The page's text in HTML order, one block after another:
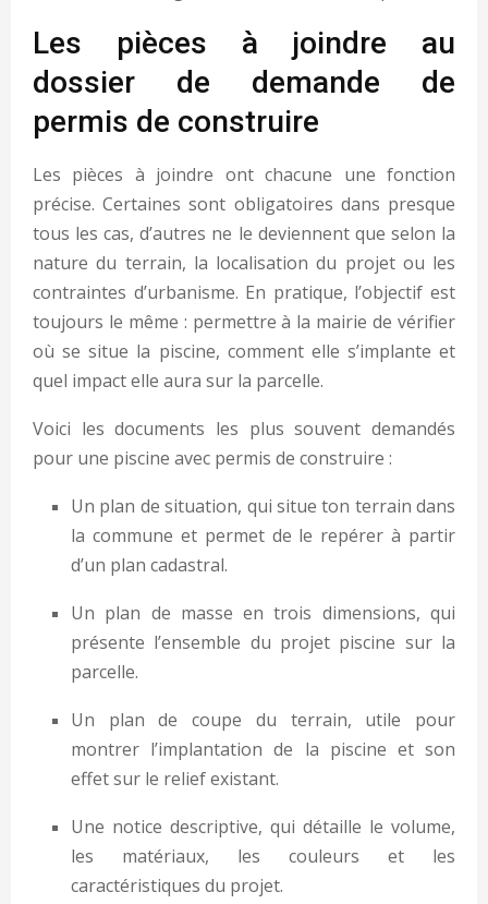
Les pièces à joindre au
dossier de demande de
permis de construire
Les pièces à joindre ont chacune une fonction
précise. Certaines sont obligatoires dans presque
tous les cas, d’autres ne le deviennent que selon la
nature du terrain, la localisation du projet ou les
contraintes d’urbanisme. En pratique, l’objectif est
toujours le même : permettre à la mairie de vérifier
où se situe la piscine, comment elle s’implante et
quel impact elle aura sur la parcelle.
Voici les documents les plus souvent demandés
pour une piscine avec permis de construire :
Un plan de situation, qui situe ton terrain dans
la commune et permet de le repérer à partir
d’un plan cadastral.
Un plan de masse en trois dimensions, qui
présente l’ensemble du projet piscine sur la
parcelle.
Un plan de coupe du terrain, utile pour
montrer l’implantation de la piscine et son
effet sur le relief existant.
Une notice descriptive, qui détaille le volume,
les matériaux, les couleurs et les
caractéristiques du projet.